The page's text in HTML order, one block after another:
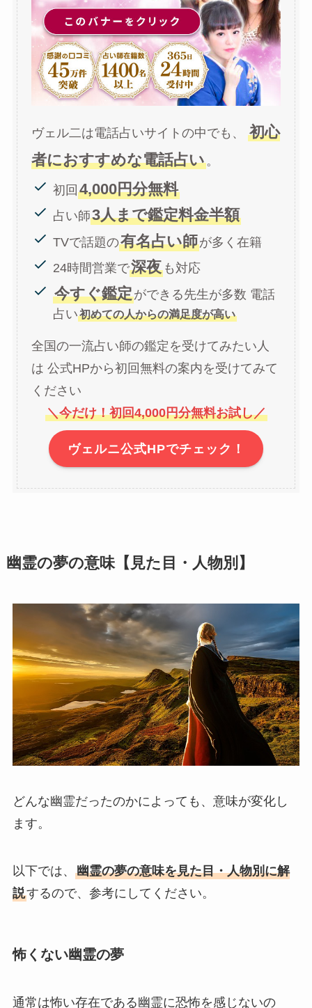
ヴェル二は電話占いサイトの中でも、 初心
者におすすめな電話占い。
初回4,000円分無料
占い師3人まで鑑定料金半額
TVで話題の有名占い師が多く在籍
24時間営業で深夜 も対応
今すぐ鑑定ができる先生が多数 電話
占い初めての人からの満足度が高い
全国の一流占い師の鑑定を受けてみたい人
は 公式HPから初回無料の案内を受けてみて
ください
＼今だけ！初回4,000円分無料お試し／
ヴェルニ公式HPでチェック！
幽霊の夢の意味【見た目・人物別】
どんな幽霊だったのかによっても、意味が変化し
ます。
以下では、 幽霊の夢の意味を見た目・人物別に解
説するので、参考にしてください。
怖くない幽霊の夢
通常は怖い存在である幽霊に恐怖を感じないの